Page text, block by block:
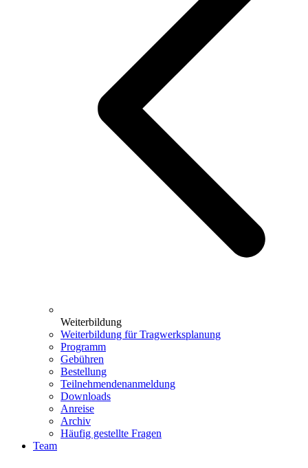
Weiterbildung
Weiterbildung für Tragwerksplanung
Programm
Gebühren
Bestellung
Teilnehmendenanmeldung
Downloads
Anreise
Archiv
Häufig gestellte Fragen
Team